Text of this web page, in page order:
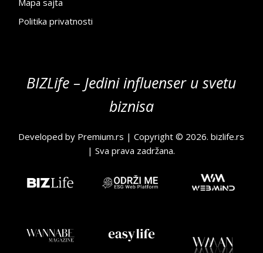
Politika privatnosti
BIZLife – Jedini influenser u svetu
biznisa
Developed by Premium.rs | Copyright © 2026.bizlife.rs
| Sva prava zadržana.